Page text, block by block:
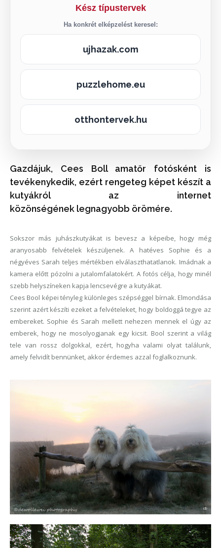
Kész típustervek
Ha konkrét elképzelést keresel:
ujhazak.com
puzzlehome.eu
otthontervek.hu
Gazdájuk, Cees Boll amatőr fotósként is
tevékenykedik, ezért rengeteg képet készít a
kutyákról az internet
közönségének legnagyobb örömére.
Sokszor más juhászkutyákat is bevesz a képeibe, hogy még
aranyosabb felvételek készüljenek. A hatéves Sophie és a
négyéves Sarah teljes mértékben elválaszthatatlanok. Imádnak a
kamera előtt pózolni a jutalomfalatokért. A fotós célja, hogy minél
szebb helyszíneken kapja lencsevégre a kutyákat.
Cees Bool képei tényleg különleges szépséggel bírnak. Elmondása
szerint azért készíti ezeket a felvételeket, hogy boldoggá tegye az
embereket. Sophie és Sarah mellett nehezen mennek el úgy az
emberek, hogy ne mosolyogjanak egy kicsit. Bool szerint a világ
tele van rossz dolgokkal, ezért, hogyha valami olyat találunk,
amely felvidít bennünket, akkor érdemes azzal foglalkoznunk.